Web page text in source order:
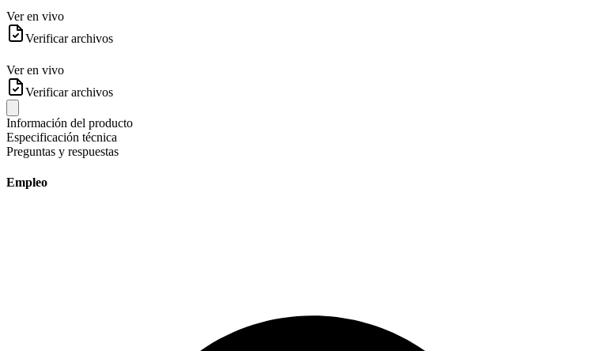
Ver en vivo
Verificar archivos
Ver en vivo
Verificar archivos
Información del producto
Especificación técnica
Preguntas y respuestas
Empleo